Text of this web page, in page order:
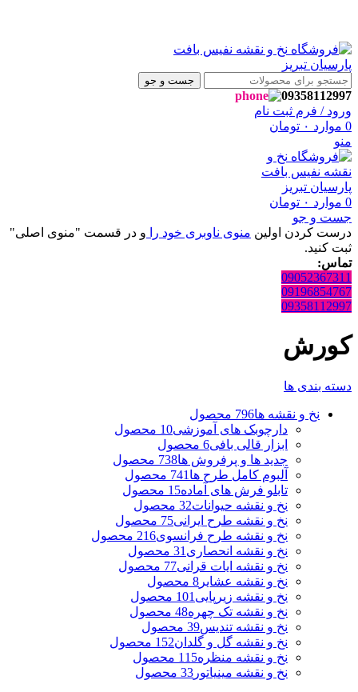
جست و جو
09358112997
ورود / فرم ثبت نام
0 موارد ۰ تومان
منو
0 موارد ۰ تومان
جست و جو
درست کردن اولین منوی ناوبری خود را و در قسمت "منوی اصلی"
ثبت کنید.
تماس:
09052367311
09196854767
09358112997
کورش
دسته بندی ها
نخ و نقشه ها796 محصول
دارچوبک های آموزشی10 محصول
ابزار قالی بافی6 محصول
جدید ها و پرفروش ها738 محصول
آلبوم کامل طرح ها 741 محصول
تابلو فرش های آماده15 محصول
نخ و نقشه حیوانات32 محصول
نخ و نقشه طرح ایرانی75 محصول
نخ و نقشه طرح فرانسوی216 محصول
نخ و نقشه انحصاری 31 محصول
نخ و نقشه ایات قرانی77 محصول
نخ و نقشه عشایر 8 محصول
نخ و نقشه زیرپایی 101 محصول
نخ و نقشه تک چهره48 محصول
نخ و نقشه تندیس39 محصول
نخ و نقشه گل و گلدان152 محصول
نخ و نقشه منظره115 محصول
نخ و نقشه مینیاتور 33 محصول